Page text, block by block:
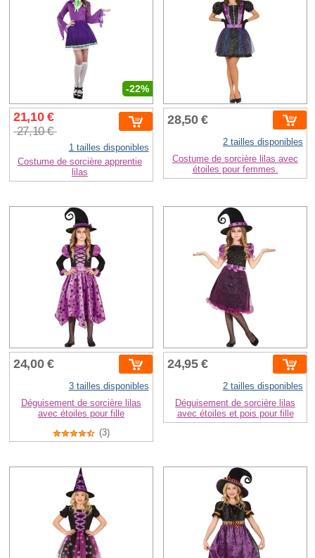
-22%
21,10 €
27,10 €
1 tailles disponibles
Costume de sorcière apprentie
lilas
28,50 €
2 tailles disponibles
Costume de sorcière lilas avec
étoiles pour femmes.
24,00 €
3 tailles disponibles
Déguisement de sorcière lilas
avec étoiles pour fille
(3)
24,95 €
2 tailles disponibles
Déguisement de sorcière lilas
avec étoiles et pois pour fille